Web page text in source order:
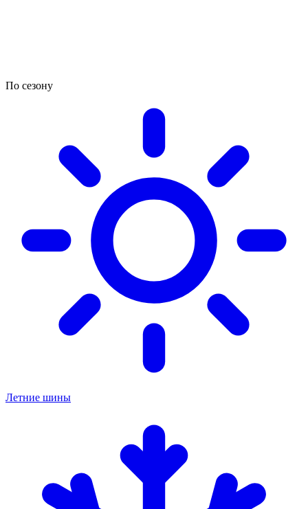
По сезону
Летние шины